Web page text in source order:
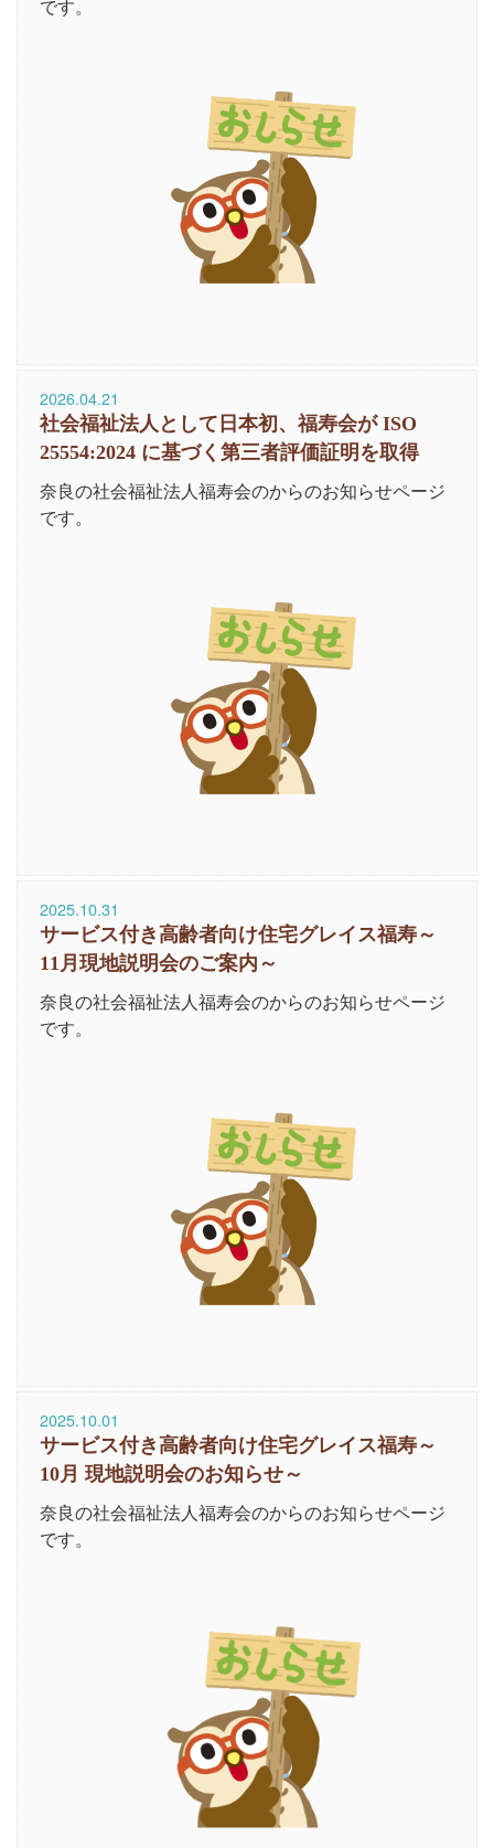
です。
2026.04.21
社会福祉法人として日本初、福寿会が ISO
25554:2024 に基づく第三者評価証明を取得
奈良の社会福祉法人福寿会のからのお知らせページ
です。
2025.10.31
サービス付き高齢者向け住宅グレイス福寿～
11月現地説明会のご案内～
奈良の社会福祉法人福寿会のからのお知らせページ
です。
2025.10.01
サービス付き高齢者向け住宅グレイス福寿～
10月 現地説明会のお知らせ～
奈良の社会福祉法人福寿会のからのお知らせページ
です。